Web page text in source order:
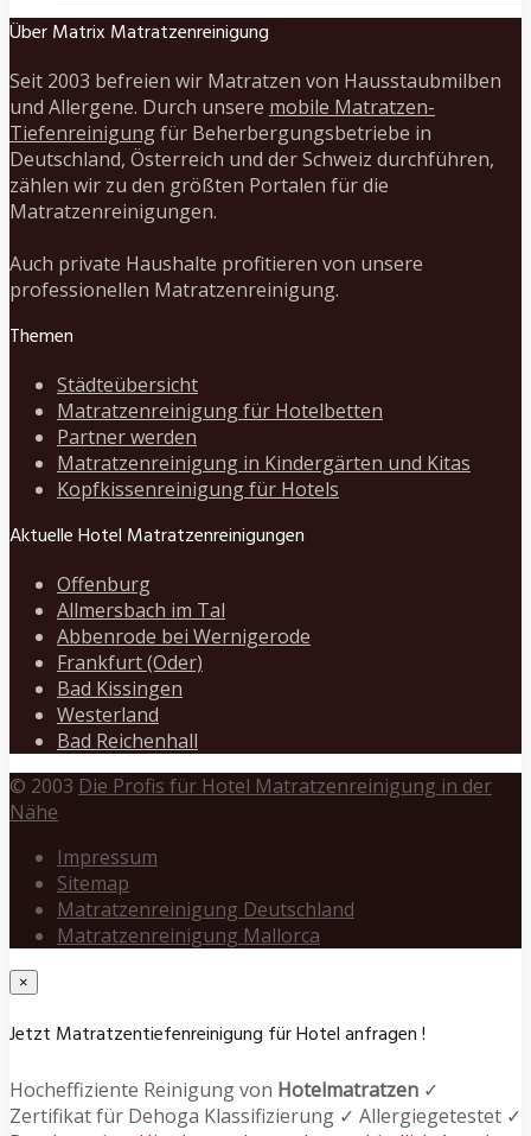
Über Matrix Matratzenreinigung
Seit 2003 befreien wir Matratzen von Hausstaubmilben
und Allergene. Durch unsere mobile Matratzen-
Tiefenreinigungfür Beherbergungsbetriebe in
Deutschland, Österreich und der Schweiz durchführen,
zählen wir zu den größten Portalen für die
Matratzenreinigungen.
Auch private Haushalte profitieren von unsere
professionellen Matratzenreinigung.
Themen
Städteübersicht
Matratzenreinigung für Hotelbetten
Partner werden
Matratzenreinigung in Kindergärten und Kitas
Kopfkissenreinigung für Hotels
Aktuelle Hotel Matratzenreinigungen
Offenburg
Allmersbach im Tal
Abbenrode bei Wernigerode
Frankfurt (Oder)
Bad Kissingen
Westerland
Bad Reichenhall
© 2003 Die Profis für Hotel Matratzenreinigung in der
Nähe
Impressum
Sitemap
Matratzenreinigung Deutschland
Matratzenreinigung Mallorca
×
Jetzt Matratzentiefenreinigung für Hotel anfragen !
Hocheffiziente Reinigung von Hotelmatratzen ✓
Zertifikat für Dehoga Klassifizierung ✓ Allergiegetestet ✓